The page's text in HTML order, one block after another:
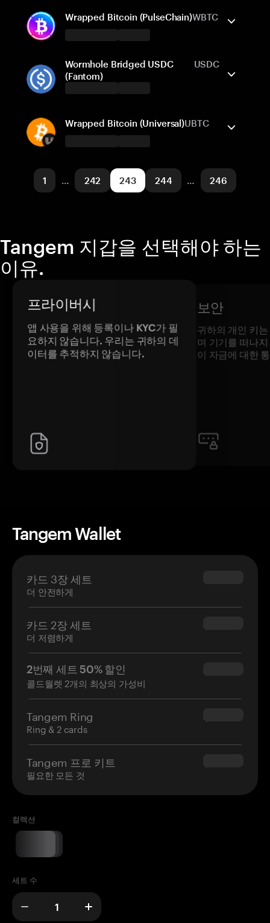
Cronos
보내기/받기 구매 스왑
Polygon POS
Wrapped Bitcoin (PulseChain)WBTC
보내기/받기 구매
Pulsechain
Wormhole Bridged USDC
(Fantom)
USDC
보내기/받기 구매 스왑
Fantom
Wrapped Bitcoin (Universal)UBTC
보내기/받기 구매
1 … 242 243 244 … 246
Tangem 지갑을 선택해야 하는
이유.
프라이버시
앱 사용을 위해 등록이나 KYC가 필
요하지 않습니다. 우리는 귀하의 데
이터를 추적하지 않습니다.
보안
귀하의 개인 키
며 기기를 떠나
이 자금에 대한
Tangem Wallet
카드 3장 세트
더 안전하게
$69.90
카드 2장 세트
더 저렴하게
$54.90
2번째 세트 50% 할인
콜드월렛 2개의 최상의 가성비
$34.95
Tangem Ring
Ring & 2 cards
$160.00
Tangem 프로 키트
필요한 모든 것
$180.00
컬렉션
세트 수